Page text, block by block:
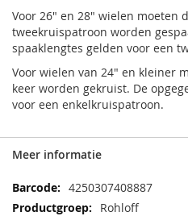
Voor 26" en 28" wielen moeten
tweekruispatroon worden
spaaklengtes gelden voor een
Voor wielen van 24" en kleiner
keer worden gekruist. De
voor een enkelkruispatroon.
Meer informatie
Meer
informatie
4250307408887
Rohloff